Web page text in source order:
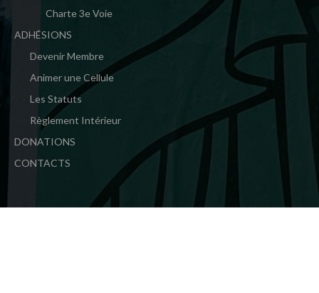
Charte 3e Voie
ADHÉSIONS
Devenir Membre
Animer une Cellule
Les Statuts
Règlement Intérieur
DONATIONS
CONTACTS